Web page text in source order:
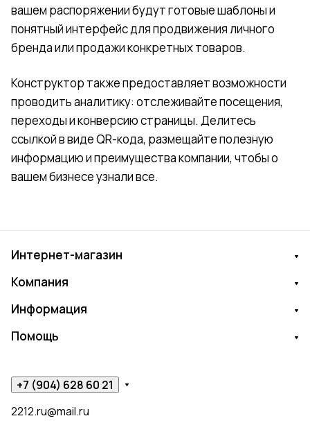
вашем распоряжении будут готовые шаблоны и
понятный интерфейс для продвижения личного
бренда или продажи конкретных товаров.
Конструктор также предоставляет возможности
проводить аналитику: отслеживайте посещения,
переходы и конверсию страницы. Делитесь
ссылкой в виде QR-кода, размещайте полезную
информацию и преимущества компании, чтобы о
вашем бизнесе узнали все.
Интернет-магазин
Компания
Информация
Помощь
+7 (904) 628 60 21
2212.ru@mail.ru